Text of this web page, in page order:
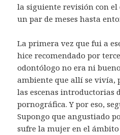
la siguiente revisión con
un par de meses hasta
La primera vez que fui a
hice recomendado por
odontólogo no era ni
ambiente que allí se vivía,
las escenas introductorias
pornográfica. Y por eso,
Supongo que angustiado
sufre la mujer en el